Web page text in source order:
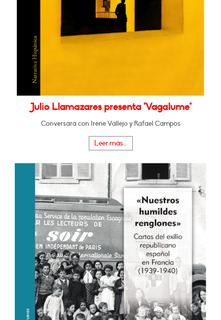
Julio Llamazares presenta "Vagalume"
Conversará con Irene Vallejo y Rafael Campos
Leer más...